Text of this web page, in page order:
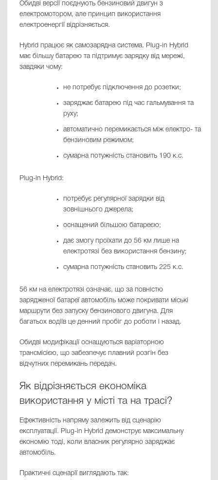
Обидві версії поєднують бензиновий двигун з
електромотором, але принцип використання
електроенергії відрізняється.
Hybrid працює як самозарядна система. Plug-in Hybrid
має більшу батарею та підтримує зарядку від мережі,
завдяки чому:
не потребує підключення до розетки;
заряджає батарею під час гальмування та
руху;
автоматично перемикається між електро- та
бензиновим режимом;
сумарна потужність становить 190 к.с.
Plug-in Hybrid:
потребує регулярної зарядки від
зовнішнього джерела;
оснащений більшою батареєю;
дає змогу проїхати до 56 км лише на
електротязі без використання бензину;
сумарна потужність становить 225 к.с.
56 км на електротязі означає, що за повністю
зарядженої батареї автомобіль може покривати міські
маршрути без запуску бензинового двигуна. Для
багатьох водіїв це денний пробіг до роботи і назад.
Обидві модифікації оснащуються варіаторною
трансмісією, що забезпечує плавний розгін без
відчутних перемикань передач.
Як відрізняється економіка
використання у місті та на трасі?
Ефективність напряму залежить від сценарію
експлуатації. Plug-in Hybrid демонструє максимальну
економію тоді, коли власник регулярно заряджає
автомобіль.
Практичні сценарії виглядають так: